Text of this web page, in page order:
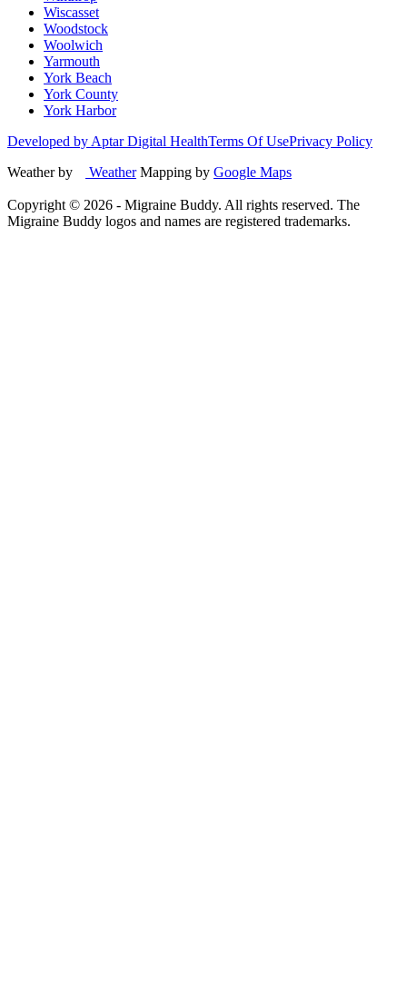
Wiscasset
Woodstock
Woolwich
Yarmouth
York Beach
York County
York Harbor
Developed by Aptar Digital HealthTerms Of UsePrivacy Policy
Weather by
WeatherMapping by Google Maps
Copyright © 2026 - Migraine Buddy. All rights reserved. The
Migraine Buddy logos and names are registered trademarks.